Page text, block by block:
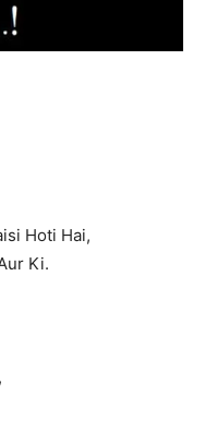
Hoti Hai,
Ki.